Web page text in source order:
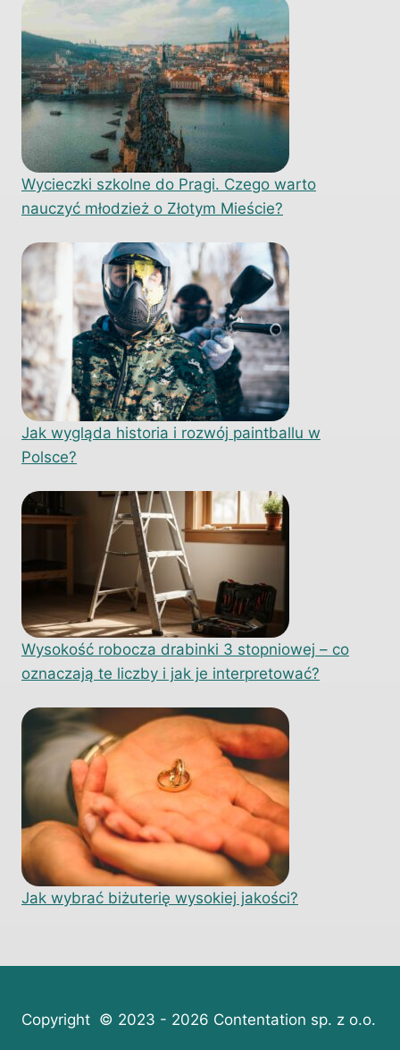
Wycieczki szkolne do Pragi. Czego warto
nauczyć młodzież o Złotym Mieście?
Jak wygląda historia i rozwój paintballu w
Polsce?
Wysokość robocza drabinki 3 stopniowej – co
oznaczają te liczby i jak je interpretować?
Jak wybrać biżuterię wysokiej jakości?
Copyright © 2023 - 2026 Contentation sp. z o.o.